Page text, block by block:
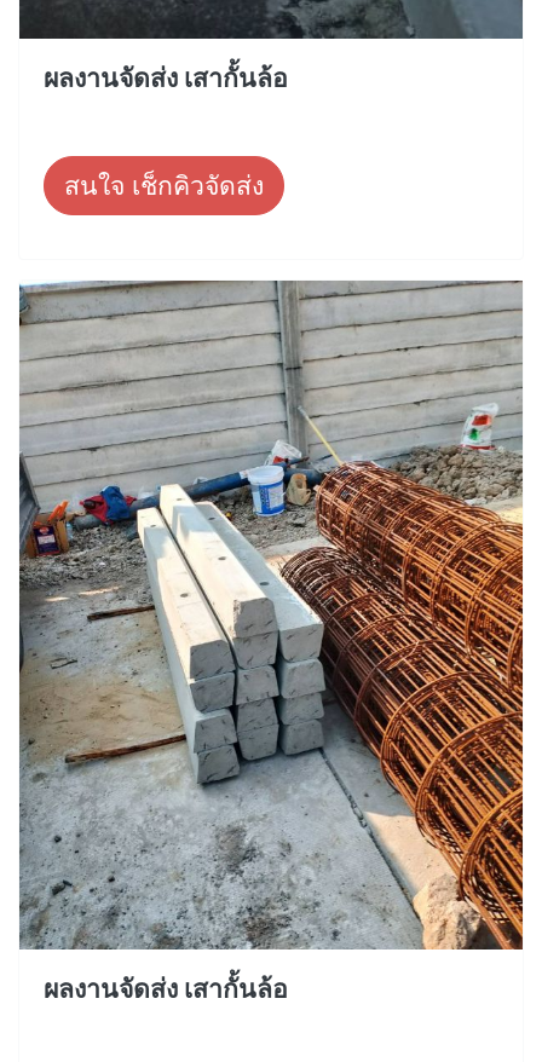
ผลงานจัดส่ง เสากั้นล้อ
สนใจ เช็กคิวจัดส่ง
ผลงานจัดส่ง เสากั้นล้อ